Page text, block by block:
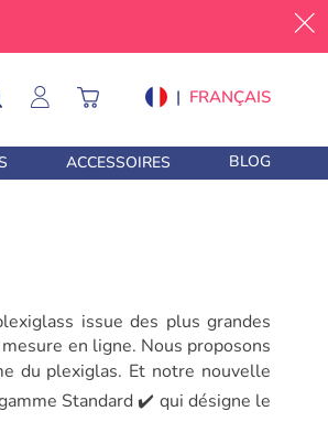
| FRANÇAIS
ACCESSOIRES BLOG
issue des plus grandes
en ligne. Nous proposons
du plexiglas. Et notre nouvelle
Standard ✔️ qui désigne le